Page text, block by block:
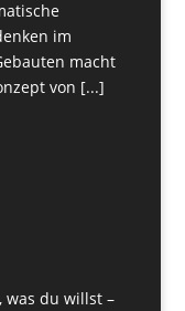
im
macht
von [...]
was du willst –